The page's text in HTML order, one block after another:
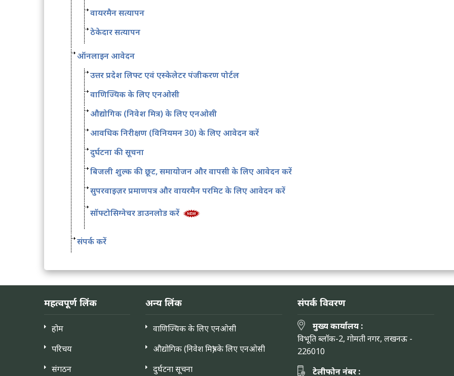
वायरमैन सत्यापन
ठेकेदार सत्यापन
ऑनलाइन आवेदन
उत्तर प्रदेश लिफ्ट एवं एस्केलेटर पंजीकरण पोर्टल
वाणिज्यिक के लिए एनओसी
औद्योगिक (निवेश मित्र) के लिए एनओसी
आवधिक निरीक्षण (विनियमन 30) के लिए आवेदन करें
दुर्घटना की सूचना
बिजली शुल्क की छूट, समायोजन और वापसी के लिए आवेदन करें
सुपरवाइज़र प्रमाणपत्र और वायरमैन परमिट के लिए आवेदन करें
सॉफ्टोसिग्नेचर डाउनलोड करें
संपर्क करें
महत्वपूर्ण लिंक
होम
परिचय
संगठन
अन्य लिंक
वाणिज्यिक के लिए एनओसी
औद्योगिक (निवेश मित्र) के लिए एनओसी
दुर्घटना सूचना
संपर्क विवरण
मुख्य कार्यालय :
विभूति ब्लॉक-2, गोमती नगर, लखनऊ -
226010
टेलीफोन नंबर :